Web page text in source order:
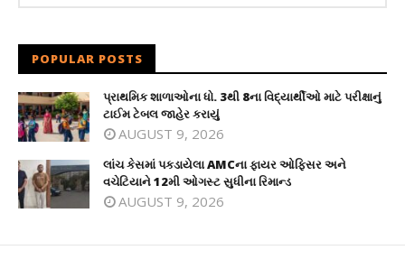
POPULAR POSTS
પ્રાથમિક શાળાઓના ધો. 3થી 8ના વિદ્યાર્થીઓ માટે પરીક્ષાનું
ટાઈમ ટેબલ જાહેર કરાયું
AUGUST 9, 2026
લાંચ કેસમાં પકડાયેલા AMCના ફાયર ઓફિસર અને
વચેટિયાને 12મી ઓગસ્ટ સુધીના રિમાન્ડ
AUGUST 9, 2026